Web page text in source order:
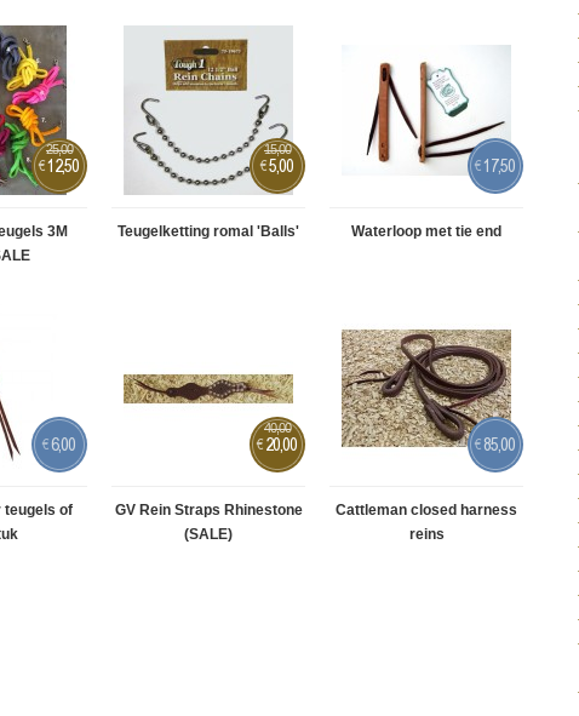
3M
25,00
€12,50
Teugelketting romal 'Balls'
15,00
€5,00
Waterloop met tie end
€17,50
teugels of
€6,00
GV Rein Straps Rhinestone
(SALE)
40,00
€20,00
Cattleman closed harness
reins
€85,00